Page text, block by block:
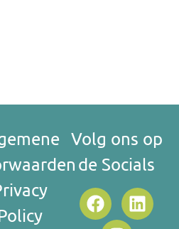
Volg ons op
de Socials